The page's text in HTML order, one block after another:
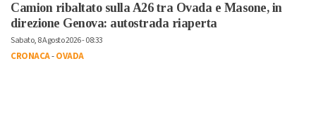
Camion ribaltato sulla A26 tra Ovada e Masone, in
direzione Genova: autostrada riaperta
Sabato, 8 Agosto 2026 - 08:33
CRONACA-OVADA